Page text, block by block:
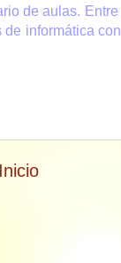
de aulas. Entre
informática
Inicio